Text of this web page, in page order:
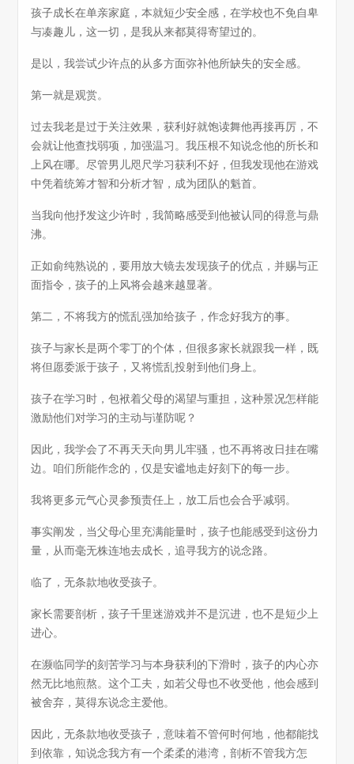
孩子成长在单亲家庭，本就短少安全感，在学校也不免自卑
与凑趣儿，这一切，是我从来都莫得寄望过的。
是以，我尝试少许点的从多方面弥补他所缺失的安全感。
第一就是观赏。
过去我老是过于关注效果，获利好就饱读舞他再接再厉，不
会就让他查找弱项，加强温习。我压根不知说念他的所长和
上风在哪。尽管男儿咫尺学习获利不好，但我发现他在游戏
中凭着统筹才智和分析才智，成为团队的魁首。
当我向他抒发这少许时，我简略感受到他被认同的得意与鼎
沸。
正如俞纯熟说的，要用放大镜去发现孩子的优点，并赐与正
面指令，孩子的上风将会越来越显著。
第二，不将我方的慌乱强加给孩子，作念好我方的事。
孩子与家长是两个零丁的个体，但很多家长就跟我一样，既
将但愿委派于孩子，又将慌乱投射到他们身上。
孩子在学习时，包袱着父母的渴望与重担，这种景况怎样能
激励他们对学习的主动与谨防呢？
因此，我学会了不再天天向男儿牢骚，也不再将改日挂在嘴
边。咱们所能作念的，仅是安谧地走好刻下的每一步。
我将更多元气心灵参预责任上，放工后也会合乎减弱。
事实阐发，当父母心里充满能量时，孩子也能感受到这份力
量，从而毫无株连地去成长，追寻我方的说念路。
临了，无条款地收受孩子。
家长需要剖析，孩子千里迷游戏并不是沉进，也不是短少上
进心。
在濒临同学的刻苦学习与本身获利的下滑时，孩子的内心亦
然无比地煎熬。这个工夫，如若父母也不收受他，他会感到
被舍弃，莫得东说念主爱他。
因此，无条款地收受孩子，意味着不管何时何地，他都能找
到依靠，知说念我方有一个柔柔的港湾，剖析不管我方怎